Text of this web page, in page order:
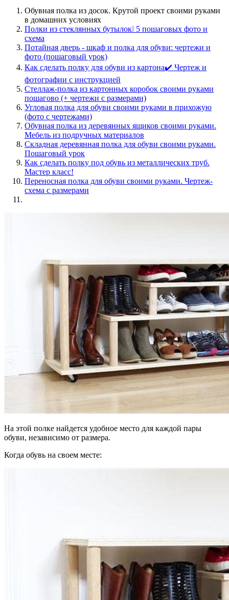
Обувная полка из досок. Крутой проект своими руками
в домашних условиях
Полки из стеклянных бутылок❕ 5 пошаговых фото и
схема
Потайная дверь - шкаф и полка для обуви: чертежи и
фото (пошаговый урок)
Как сделать полку для обуви из картона✔️ Чертеж и
фотографии с инструкцией
Стеллаж-полка из картонных коробок своими руками
пошагово (+ чертежи с размерами)
Угловая полка для обуви своими руками в прихожую
(фото с чертежами)
Обувная полка из деревянных ящиков своими руками.
Мебель из подручных материалов
Складная деревянная полка для обуви своими руками.
Пошаговый урок
Как сделать полку под обувь из металлических труб.
Мастер класс!
Переносная полка для обуви своими руками. Чертеж-
схема с размерами
На этой полке найдется удобное место для каждой пары
обуви, независимо от размера.
Когда обувь на своем месте: